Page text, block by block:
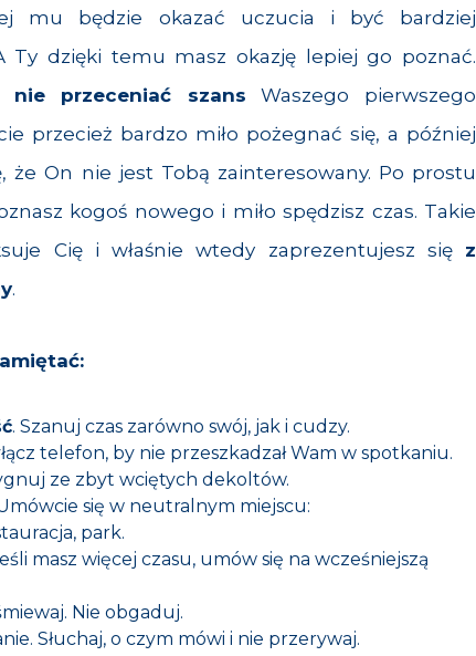
mu będzie okazać uczucia i być bardziej
Ty dzięki temu masz okazję lepiej go poznać.
nie przeceniać szans Waszego pierwszego
przecież bardzo miło pożegnać się, a później
że On nie jest Tobą zainteresowany. Po prostu
kogoś nowego i miło spędzisz czas. Takie
Cię i właśnie wtedy zaprezentujesz się z
.
. Szanuj czas zarówno swój, jak i cudzy.
telefon, by nie przeszkadzał Wam w spotkaniu.
ze zbyt wciętych dekoltów.
się w neutralnym miejscu:
park.
masz więcej czasu, umów się na wcześniejszą
Nie obgaduj.
Słuchaj, o czym mówi i nie przerywaj.